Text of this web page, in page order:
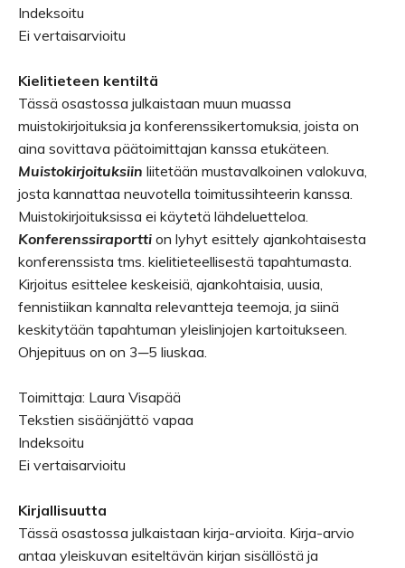
Indeksoitu
Ei vertaisarvioitu
Kielitieteen kentiltä
Tässä osastossa julkaistaan muun muassa
muistokirjoituksia ja konferenssikertomuksia, joista on
aina sovittava päätoimittajan kanssa etukäteen.
Muistokirjoituksiin liitetään mustavalkoinen valokuva,
josta kannattaa neuvotella toimitussihteerin kanssa.
Muistokirjoituksissa ei käytetä lähdeluetteloa.
Konferenssiraportti on lyhyt esittely ajankohtaisesta
konferenssista tms. kielitieteellisestä tapahtumasta.
Kirjoitus esittelee keskeisiä, ajankohtaisia, uusia,
fennistiikan kannalta relevantteja teemoja, ja siinä
keskitytään tapahtuman yleislinjojen kartoitukseen.
Ohjepituus on on 3─5 liuskaa.
Toimittaja: Laura Visapää
Tekstien sisäänjättö vapaa
Indeksoitu
Ei vertaisarvioitu
Kirjallisuutta
Tässä osastossa julkaistaan kirja-arvioita. Kirja-arvio
antaa yleiskuvan esiteltävän kirjan sisällöstä ja